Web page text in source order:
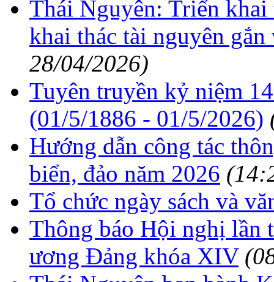
Thái Nguyên: Triển
khai thác tài nguyên
28/04/2026)
Tuyên truyền kỷ niệm
(01/5/1886 - 01/5/2026)
Hướng dẫn công tác
biển, đảo năm 2026
Tổ chức ngày sách và
Thông báo Hội nghị lần
ương Đảng khóa XIV